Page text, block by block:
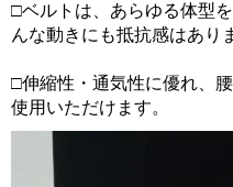
□ベルトは、あらゆる体型
んな動きにも抵抗感はあり
□伸縮性・通気性に優れ、
使用いただけます。